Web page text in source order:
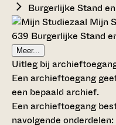
Burgerlijke Stand
Mijn
639 Burgerlijke Stand
Meer...
Uitleg bij
Een archieftoegang
een bepaald archief.
Een archieftoegang
navolgende onderdelen: